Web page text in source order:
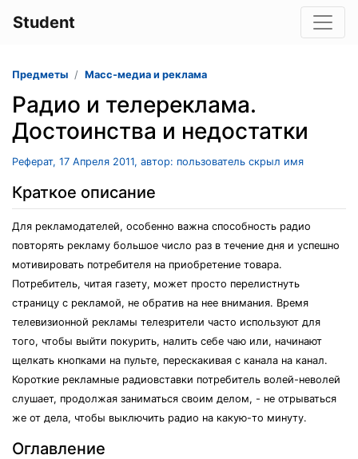
Student
Предметы Масс-медиа и реклама
Радио и телереклама.
Достоинства и недостатки
Реферат, 17 Апреля 2011, автор: пользователь скрыл имя
Краткое описание
Для рекламодателей, особенно важна способность радио
повторять рекламу большое число раз в течение дня и успешно
мотивировать потребителя на приобретение товара.
Потребитель, читая газету, может просто перелистнуть
страницу с рекламой, не обратив на нее внимания. Время
телевизионной рекламы телезрители часто используют для
того, чтобы выйти покурить, налить себе чаю или, начинают
щелкать кнопками на пульте, перескакивая с канала на канал.
Короткие рекламные радиовставки потребитель волей-неволей
слушает, продолжая заниматься своим делом, - не отрываться
же от дела, чтобы выключить радио на какую-то минуту.
Оглавление